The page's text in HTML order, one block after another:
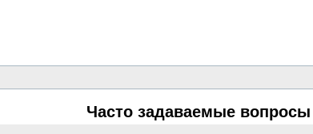
Часто задаваемые вопросы